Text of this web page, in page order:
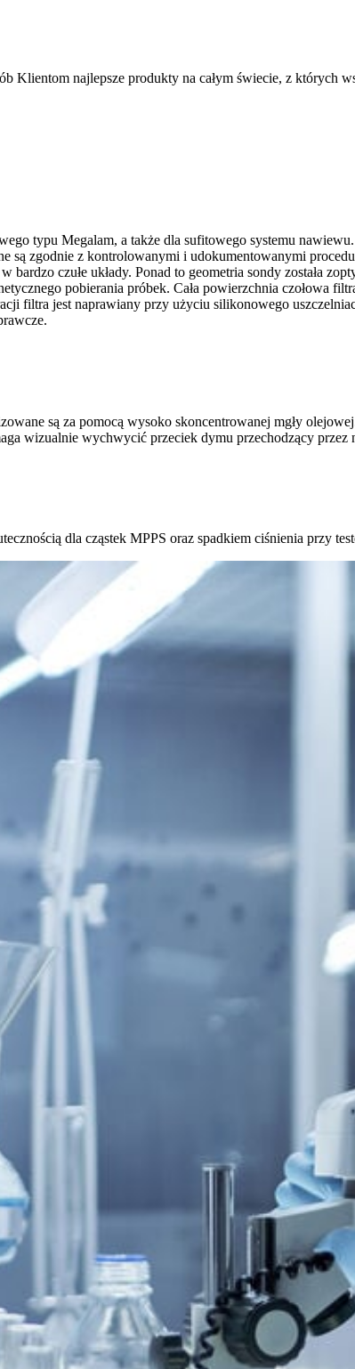
Klientom najlepsze produkty na całym świecie, z których
typu Megalam, a także dla sufitowego systemu
są zgodnie z kontrolowanymi i udokumentowanymi
czułe układy. Ponad to geometria sondy została
pobierania próbek. Cała powierzchnia czołowa
filtra jest naprawiany przy użyciu silikonowego
są za pomocą wysoko skoncentrowanej mgły
wizualnie wychwycić przeciek dymu przechodzący przez
dla cząstek MPPS oraz spadkiem ciśnienia przy